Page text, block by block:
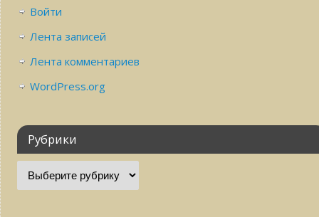
Войти
Лента записей
Лента комментариев
WordPress.org
Рубрики